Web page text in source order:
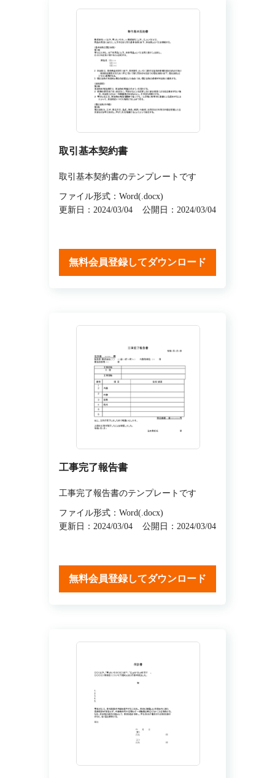
取引基本契約書
取引基本契約書のテンプレートです
ファイル形式：Word(.docx)
更新日：2024/03/04
公開日：2024/03/04
無料会員登録してダウンロード
工事完了報告書
工事完了報告書のテンプレートです
ファイル形式：Word(.docx)
更新日：2024/03/04
公開日：2024/03/04
無料会員登録してダウンロード